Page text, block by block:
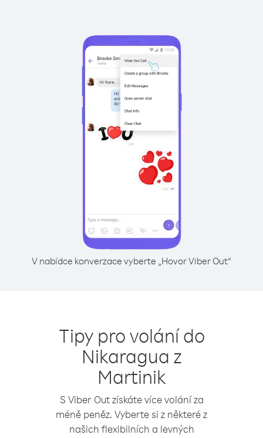
V nabídce konverzace vyberte „Hovor Viber Out“
Tipy pro volání do
Nikaragua z
Martinik
S Viber Out získáte více volání za
méně peněz. Vyberte si z některé z
našich flexibilních a levných